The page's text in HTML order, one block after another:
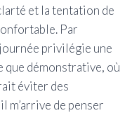
et la tentation de
Par
privilégie une
démonstrative, où
éviter des
m’arrive de penser